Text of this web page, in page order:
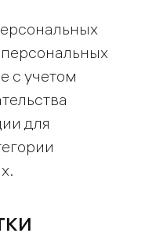
с учетом
для